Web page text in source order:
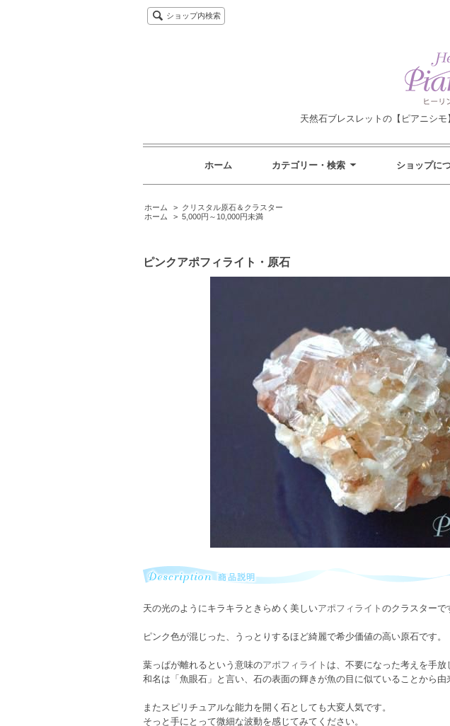
ショップ内検索
天然石ブレスレットの【ピアニシ
ホーム カテゴリー・検索 ショップに
ホーム > クリスタル原石＆クラスター
ホーム
> 5,000円～10,000円未満
ピンクアポフィライト・原石
天の光のようにキラキラときらめく美しいアポフィライト のクラスターで
ピンク色が混じった、うっとりするほど綺麗で希少価値の高い原石です。
葉っぱが離れるという意味のアポフィライト は、不要になった考えを手放
和名は「魚眼石」と言い、石の表面の輝きが魚の目に似ていることから由
またスピリチュアルな能力を開く石としても大変人気です。
そっと手にとって微細な波動を感じてみてください。